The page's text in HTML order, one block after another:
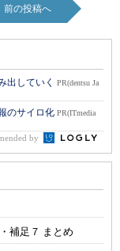
前の投稿へ
出していく
PR(dentsu Ja
のサイロ化 PR(ITmedia
by
補足７ まとめ